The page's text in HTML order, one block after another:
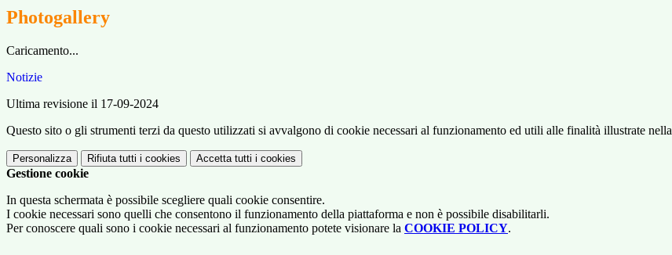
Photogallery
Caricamento...
Notizie
Ultima revisione il 17-09-2024
Questo sito o gli strumenti terzi da questo utilizzati si avvalgono di cookie necessari al funzionamento ed utili alle finalità illustrate nella
Personalizza Rifiuta tutti i cookies Accetta tutti i cookies
Gestione cookie
In questa schermata è possibile scegliere quali cookie consentire.
I cookie necessari sono quelli che consentono il funzionamento della piattaforma e non è possibile disabilitarli.
Per conoscere quali sono i cookie necessari al funzionamento potete visionare la COOKIE POLICY.